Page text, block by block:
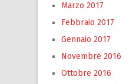
Marzo 2017
Febbraio 2017
Gennaio 2017
Novembre 2016
Ottobre 2016